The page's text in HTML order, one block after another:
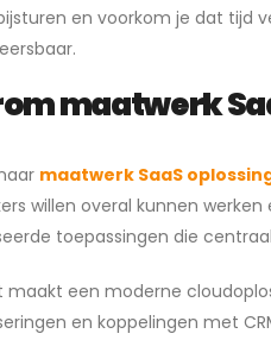
en voorkom je dat tijd
maatwerk
maatwerk SaaS
willen overal kunnen
toepassingen die
maakt een moderne
en koppelingen met